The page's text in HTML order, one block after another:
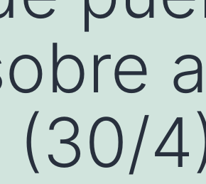
(30/